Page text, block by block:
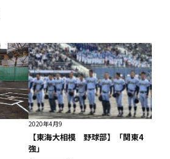
2020年4月9
【東海大相模 野球部】「関東4
強」